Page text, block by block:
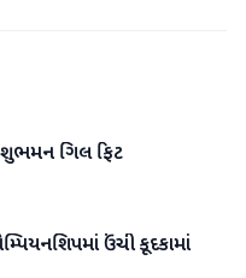
શુભમન ગિલ ફિટ
ઉંચી કૂદકામાં